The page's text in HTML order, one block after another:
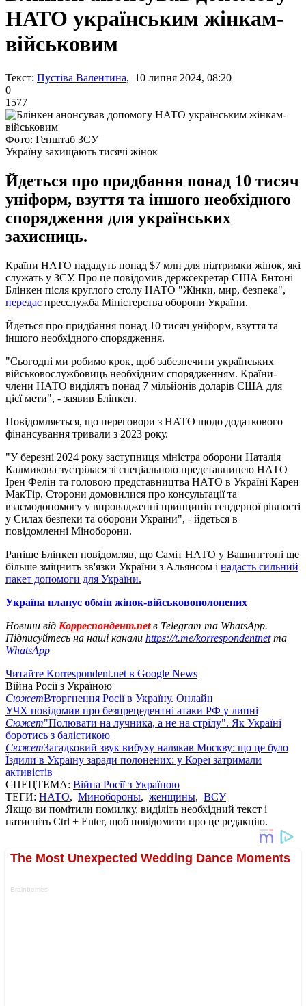
НАТО українським жінкам-
військовим
Текст: Пустіва Валентина, 10 липня 2024, 08:20
0
1577
Фото: Генштаб ЗСУ
Україну захищають тисячі жінок
Йдеться про придбання понад 10 тисяч
уніформ, взуття та іншого необхідного
спорядження для українських
захисниць.
Країни НАТО нададуть понад $7 млн для підтримки жінок, які
служать у ЗСУ. Про це повідомив держсекретар США Ентоні
Блінкен після круглого столу НАТО "Жінки, мир, безпека",
передає пресслужба Міністерства оборони України.
Йдеться про придбання понад 10 тисяч уніформ, взуття та
іншого необхідного спорядження.
"Сьогодні ми робимо крок, щоб забезпечити українських
військовослужбовиць необхідним спорядженням. Країни-
члени НАТО виділять понад 7 мільйонів доларів США для
цієї мети", - заявив Блінкен.
Повідомляється, що переговори з НАТО щодо додаткового
фінансування тривали з 2023 року.
"У березні 2024 року заступниця міністра оборони Наталія
Калмикова зустрілася зі спеціальною представницею НАТО
Ірен Фелін та головою представництва НАТО в Україні Карен
МакТір. Сторони домовилися про консультації та
взаємодопомогу у впровадженні принципів гендерної рівності
у Силах безпеки та оборони України", - йдеться в
повідомленні Міноборони.
Раніше Блінкен повідомляв, що Саміт НАТО у Вашингтоні ще
більше зміцнить зв'язки України з Альянсом і надасть сильний
пакет допомоги для України.
Україна планує обмін жінок-військовополонених
Новини від Корреспондент.netв Telegram та WhatsApp.
Підписуйтесь на наші канали https://t.me/korrespondentnetта
WhatsApp
Читайте Korrespondent.net в Google News
Війна Росії з Україною
СюжетВторгнення Росії в Україну. Онлайн
УЧХ повідомив про безпрецедентні атаки РФ у липні
Сюжет"Полювати на лучника, а не на стрілу". Як Україні
боротись з балістикою
СюжетЗагадковий звук вибуху налякав Москву: що це було
Їздили в Україну заради полонених: у Кореї затримали
активістів
СПЕЦТЕМА: Війна Росії з Україною
ТЕГИ: НАТО, Минобороны, женщины, ВСУ
Якщо ви помітили помилку, виділіть необхідний текст і
натисніть Ctrl + Enter, щоб повідомити про це редакцію.